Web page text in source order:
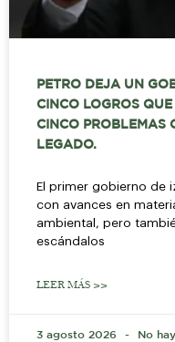
PETRO DEJA UN
CINCO LOGROS
CINCO PROBLEMAS
LEGADO.
El primer gobierno de
con avances en
ambiental, pero
escándalos
LEER MÁS >>
3 agosto 2026 No